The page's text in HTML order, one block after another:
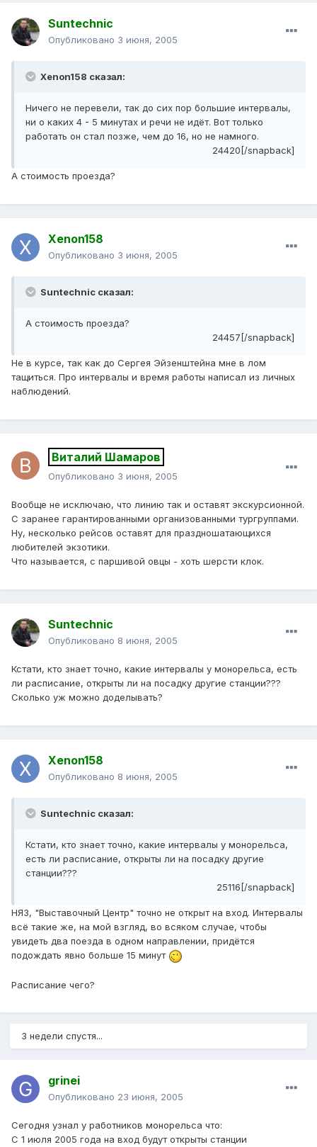
Suntechnic
Опубликовано 3 июня, 2005
Xenon158 сказал:
Ничего не перевели, так до сих пор большие интервалы,
ни о каких 4 - 5 минутах и речи не идёт. Вот только
работать он стал позже, чем до 16, но не намного.
24420[/snapback]
А стоимость проезда?
Xenon158
Опубликовано 3 июня, 2005
Suntechnic сказал:
А стоимость проезда?
24457[/snapback]
Не в курсе, так как до Сергея Эйзенштейна мне в лом
тащиться. Про интервалы и время работы написал из личных
наблюдений.
Виталий Шамаров
Опубликовано 3 июня, 2005
Вообще не исключаю, что линию так и оставят экскурсионной.
С заранее гарантированными организованными тургруппами.
Ну, несколько рейсов оставят для праздношатающихся
любителей экзотики.
Что называется, с паршивой овцы - хоть шерсти клок.
Suntechnic
Опубликовано 8 июня, 2005
Кстати, кто знает точно, какие интервалы у монорельса, есть
ли расписание, открыты ли на посадку другие станции???
Сколько уж можно доделывать?
Xenon158
Опубликовано 8 июня, 2005
Suntechnic сказал:
Кстати, кто знает точно, какие интервалы у монорельса,
есть ли расписание, открыты ли на посадку другие
станции???
25116[/snapback]
НЯЗ, "Выставочный Центр" точно не открыт на вход. Интервалы
всё такие же, на мой взгляд, во всяком случае, чтобы
увидеть два поезда в одном направлении, придётся
подождать явно больше 15 минут
Расписание чего?
3 недели спустя...
grinei
Опубликовано 23 июня, 2005
Сегодня узнал у работников монорельса что:
С 1 июля 2005 года на вход будут открыты станции